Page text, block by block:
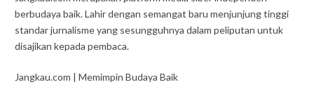
berbudaya baik. Lahir dengan semangat baru menjunjung tinggi
standar jurnalisme yang sesungguhnya dalam peliputan untuk
disajikan kepada pembaca.
Jangkau.com | Memimpin Budaya Baik